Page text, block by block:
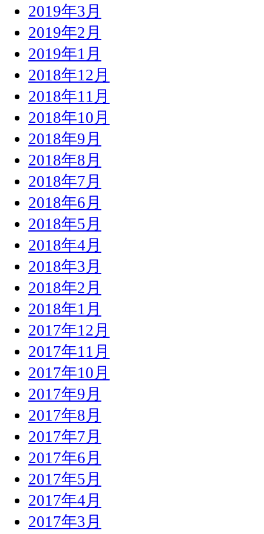
2019年3月
2019年2月
2019年1月
2018年12月
2018年11月
2018年10月
2018年9月
2018年8月
2018年7月
2018年6月
2018年5月
2018年4月
2018年3月
2018年2月
2018年1月
2017年12月
2017年11月
2017年10月
2017年9月
2017年8月
2017年7月
2017年6月
2017年5月
2017年4月
2017年3月